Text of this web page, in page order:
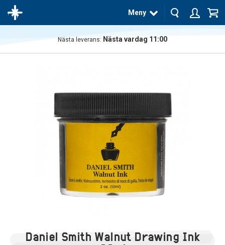
Meny
Nästa leverans: Nästa vardag 11:00
Daniel Smith Walnut Drawing Ink